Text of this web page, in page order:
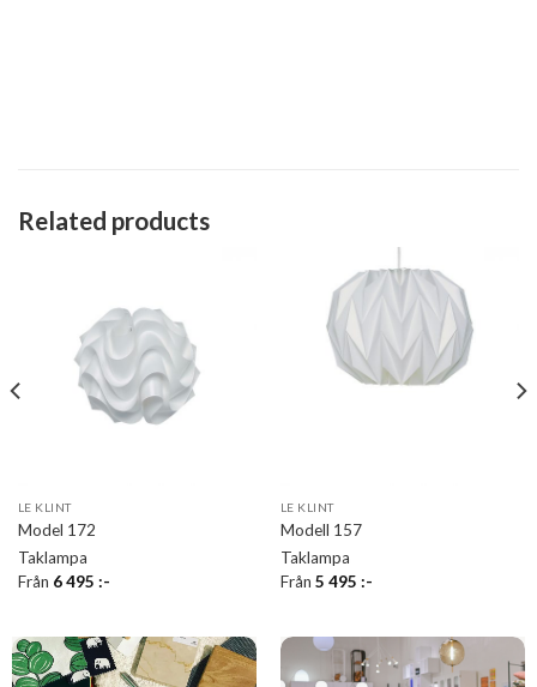
Related products
LE KLINT
Model 172
Taklampa
Från 6 495 :-
LE KLINT
Modell 157
Taklampa
Från 5 495 :-